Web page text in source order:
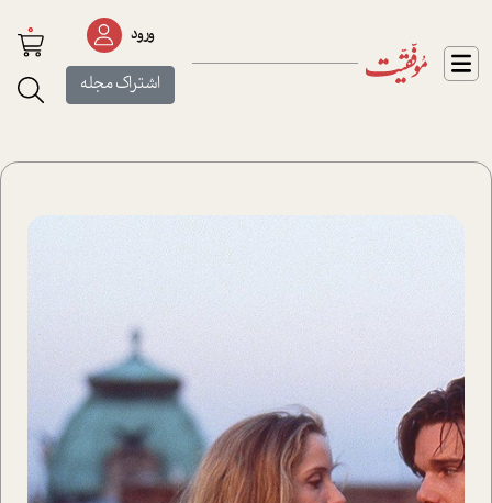
ورود
اشتراک مجله
0